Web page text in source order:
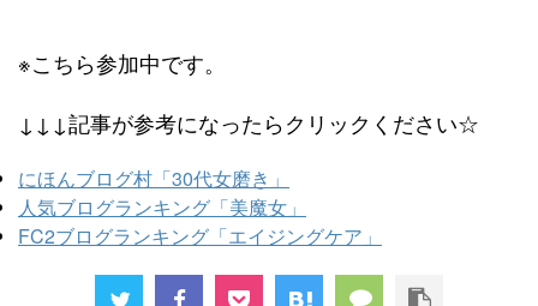
※こちら参加中です。
↓↓↓記事が参考になったらクリックください☆
にほんブログ村「30代女磨き」
人気ブログランキング「美魔女」
FC2ブログランキング「エイジングケア」